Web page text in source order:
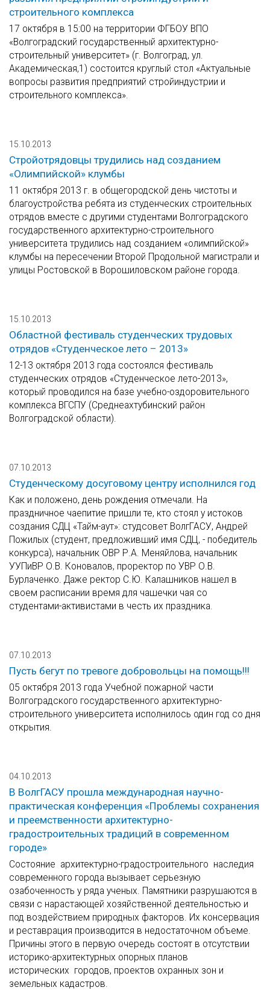
строительного комплекса
17 октября в 15:00 на территории ФГБОУ ВПО
«Волгоградский государственный архитектурно-
строительный университет» (г. Волгоград, ул.
Академическая,1) состоится круглый стол «Актуальные
вопросы развития предприятий стройиндустрии и
строительного комплекса».
15.10.2013
Стройотрядовцы трудились над созданием
«Олимпийской» клумбы
11 октября 2013 г. в общегородской день чистоты и
благоустройства ребята из студенческих строительных
отрядов вместе с другими студентами Волгоградского
государственного архитектурно-строительного
университета трудились над созданием «олимпийской»
клумбы на пересечении Второй Продольной магистрали и
улицы Ростовской в Ворошиловском районе города.
15.10.2013
Областной фестиваль студенческих трудовых
отрядов «Студенческое лето – 2013»
12-13 октября 2013 года состоялся фестиваль
студенческих отрядов «Студенческое лето-2013»,
который проводился на базе учебно-оздоровительного
комплекса ВГСПУ (Среднеахтубинский район
Волгоградской области).
07.10.2013
Студенческому досуговому центру исполнился год
Как и положено, день рождения отмечали. На
праздничное чаепитие пришли те, кто стоял у истоков
создания СДЦ «Тайм-аут»: студсовет ВолгГАСУ, Андрей
Пожилых (студент, предложивший имя СДЦ, - победитель
конкурса), начальник ОВР Р.А. Меняйлова, начальник
УУПиВР О.В. Коновалов, проректор по УВР О.В.
Бурлаченко. Даже ректор С.Ю. Калашников нашел в
своем расписании время для чашечки чая со
студентами-активистами в честь их праздника.
07.10.2013
Пусть бегут по тревоге добровольцы на помощь!!!
05 октября 2013 года Учебной пожарной части
Волгоградского государственного архитектурно-
строительного университета исполнилось один год со дня
открытия.
04.10.2013
В ВолгГАСУ прошла международная научно-
практическая конференция «Проблемы сохранения
и преемственности архитектурно-
градостроительных традиций в современном
городе»
Состояние архитектурно-градостроительного наследия
современного города вызывает серьезную
озабоченность у ряда ученых. Памятники разрушаются в
связи с нарастающей хозяйственной деятельностью и
под воздействием природных факторов. Их консервация
и реставрация производится в недостаточном объеме.
Причины этого в первую очередь состоят в отсутствии
историко-архитектурных опорных планов
исторических городов, проектов охранных зон и
земельных кадастров.